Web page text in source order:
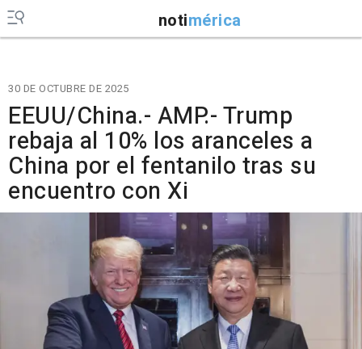
notimérica
30 DE OCTUBRE DE 2025
EEUU/China.- AMP.- Trump
rebaja al 10% los aranceles a
China por el fentanilo tras su
encuentro con Xi